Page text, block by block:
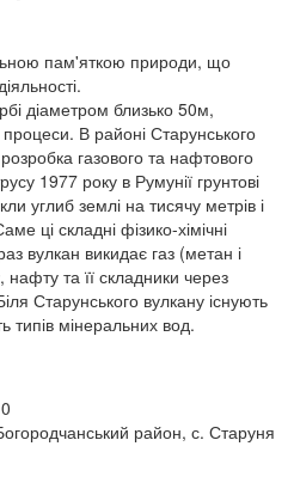
пам'яткою природи, що
діаметром близько 50м,
процеси. В районі Старунського
газового та нафтового
1977 року в Румунії грунтові
углиб землі на тисячу метрів і
ці складні фізико-хімічні
вулкан викидає газ (метан і
та її складники через
Старунського вулкану існують
типів мінеральних вод.
0
район, с. Старуня